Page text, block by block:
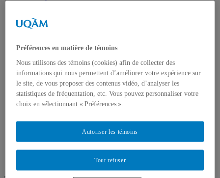
Publications
À propos des Éditions les petits carnets
À propos
Accessibilité
Contact
Mandat
Historique
Proposition de projet
Recherche placeholder
Préférences en matière de témoins
Nous utilisons des témoins (cookies) afin de collecter des
informations qui nous permettent d’améliorer votre expérience sur
le site, de vous proposer des contenus vidéo, d’analyser les
statistiques de fréquentation, etc. Vous pouvez personnaliser votre
choix en sélectionnant « Préférences ».
Tout refuser
Autoriser les témoins